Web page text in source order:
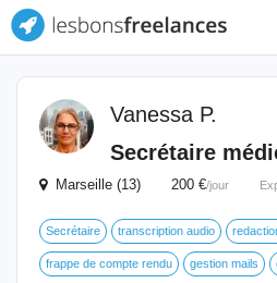
Vanessa P.
Secrétaire
Marseille (13) 200 €/jour
Secrétaire transcription audio
frappe de compte rendu gestion mails